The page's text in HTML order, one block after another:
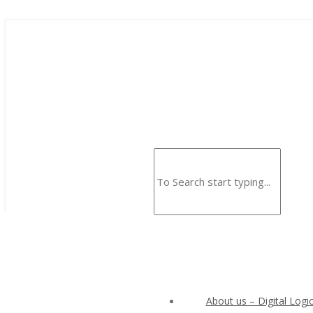
About us – Digital